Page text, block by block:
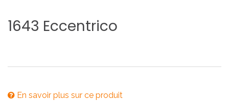
1643 Eccentrico
En savoir plus sur ce produit